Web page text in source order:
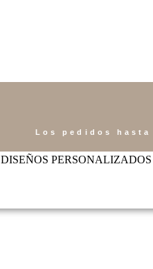
Los pedidos
DISEÑOS PERSONALIZADOS